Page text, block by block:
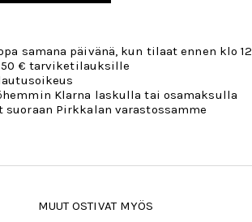
samana päivänä, kun tilaat ennen klo 12
€ tarviketilauksille
Klarna laskulla tai osamaksulla
suoraan Pirkkalan varastossamme
MUUT OSTIVAT MYÖS